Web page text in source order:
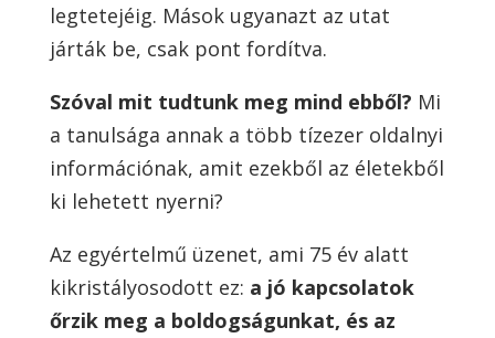
legtetejéig. Mások ugyanazt az utat
járták be, csak pont fordítva.
Szóval mit tudtunk meg mind ebből? Mi
a tanulsága annak a több tízezer oldalnyi
információnak, amit ezekből az életekből
ki lehetett nyerni?
Az egyértelmű üzenet, ami 75 év alatt
kikristályosodott ez: a jó kapcsolatok
őrzik meg a boldogságunkat, és az